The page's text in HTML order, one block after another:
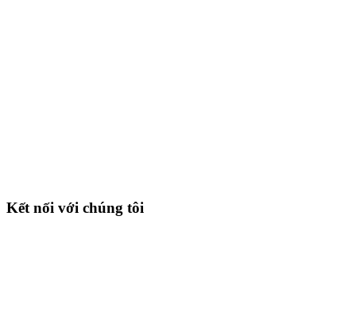
Kết nối với chúng tôi